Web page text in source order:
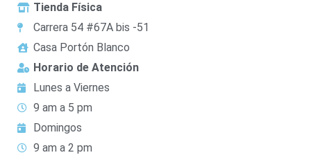
Tienda Física
Carrera 54 #67A bis -51
Casa Portón Blanco
Horario de Atención
Lunes a Viernes
9 am a 5 pm
Domingos
9 am a 2 pm